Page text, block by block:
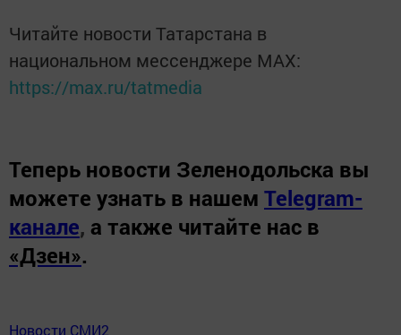
Читайте новости Татарстана в
национальном мессенджере MАХ:
https://max.ru/tatmedia
Теперь новости Зеленодольска вы
можете узнать в нашем Telegram-
канале, а также читайте нас в
«Дзен».
Новости СМИ2